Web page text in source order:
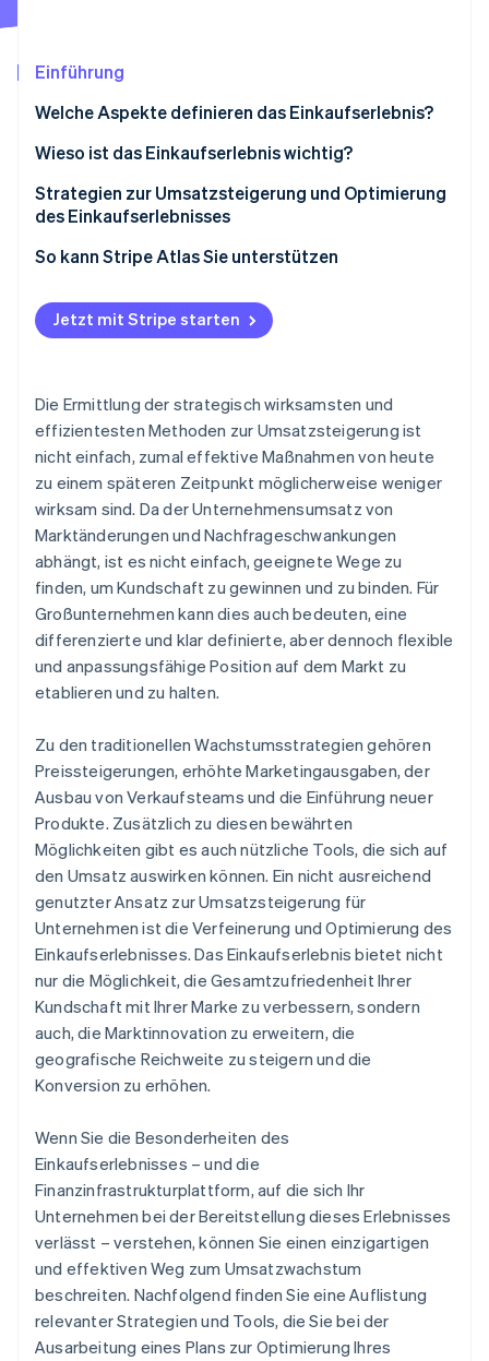
CO₂-Entnahme
Identity
Online-Identitätsprüfung
Erfahren Sie, wie Stripe Lösungen für die
Jetzt ansehen
Einführung
Welche Aspekte definieren das Einkaufserlebnis?
Wieso ist das Einkaufserlebnis wichtig?
Strategien zur Umsatzsteigerung und Optimierung
des Einkaufserlebnisses
Optimieren Sie den Bezahlvorgang
Fügen Sie beliebte Zahlungsmethoden hinzu
Bieten Sie flexible „Jetzt kaufen, später bezahlen“-
Reduzieren Sie Betrugsfälle und damit verbundene
Zahlungsprobleme
Optimieren Sie Autorisierungen
So kann Stripe Atlas Sie unterstützen
Bei Atlas eine Unternehmensgründung beantragen
Zahlungen und Bankgeschäfte vor Erhalt der EIN-
Gründungsaktien ohne Einsatz eigener Mittel
erwerben
Automatische Einreichung des 83(b)-
Steuerformulars
Hochwertige rechtliche Unternehmensdokumente
Ein Jahr Stripe Payments kostenlos, plus
Partnergutschriften und Rabatte im Wert von
50.000 USD
Jetzt mit Stripe starten
Die Ermittlung der strategisch wirksamsten und
effizientesten Methoden zur Umsatzsteigerung ist
nicht einfach, zumal effektive Maßnahmen von heute
zu einem späteren Zeitpunkt möglicherweise weniger
wirksam sind. Da der Unternehmensumsatz von
Marktänderungen und Nachfrageschwankungen
abhängt, ist es nicht einfach, geeignete Wege zu
finden, um Kundschaft zu gewinnen und zu binden. Für
Großunternehmen kann dies auch bedeuten, eine
differenzierte und klar definierte, aber dennoch flexible
und anpassungsfähige Position auf dem Markt zu
etablieren und zu halten.
Zu den traditionellen Wachstumsstrategien gehören
Preissteigerungen, erhöhte Marketingausgaben, der
Ausbau von Verkaufsteams und die Einführung neuer
Produkte. Zusätzlich zu diesen bewährten
Möglichkeiten gibt es auch nützliche Tools, die sich auf
den Umsatz auswirken können. Ein nicht ausreichend
genutzter Ansatz zur Umsatzsteigerung für
Unternehmen ist die Verfeinerung und Optimierung des
Einkaufserlebnisses. Das Einkaufserlebnis bietet nicht
nur die Möglichkeit, die Gesamtzufriedenheit Ihrer
Kundschaft mit Ihrer Marke zu verbessern, sondern
auch, die Marktinnovation zu erweitern, die
geografische Reichweite zu steigern und die
Konversion zu erhöhen.
Wenn Sie die Besonderheiten des
Einkaufserlebnisses – und die
Finanzinfrastrukturplattform, auf die sich Ihr
Unternehmen bei der Bereitstellung dieses Erlebnisses
verlässt – verstehen, können Sie einen einzigartigen
und effektiven Weg zum Umsatzwachstum
beschreiten. Nachfolgend finden Sie eine Auflistung
relevanter Strategien und Tools, die Sie bei der
Ausarbeitung eines Plans zur Optimierung Ihres